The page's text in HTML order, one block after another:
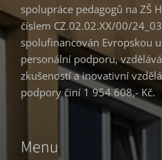
spolupráce pedagogů na ZŠ
číslem CZ.02.02.XX/00/
spolufinancován Evropskou
personální podporu,
zkušeností a inovativní
podpory činí 1 954 608,- Kč.
Menu